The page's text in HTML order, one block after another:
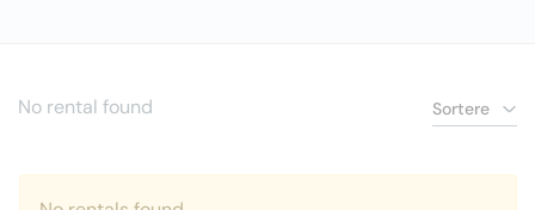
Sortere
No rental found